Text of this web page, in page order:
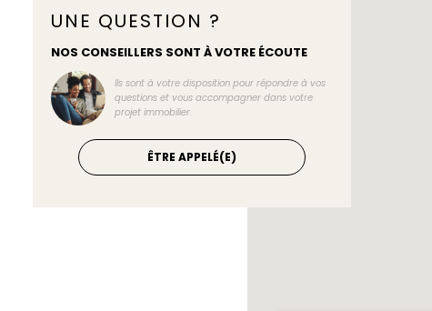
UNE QUESTION ?
NOS CONSEILLERS SONT À VOTRE ÉCOUTE
Ils sont à votre disposition pour répondre à vos
questions et vous accompagner dans votre
projet immobilier.
ÊTRE APPELÉ(E)